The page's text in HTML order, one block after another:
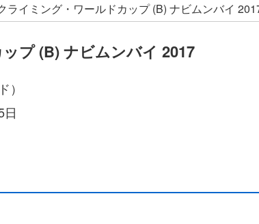
ライミング・ワールドカップ (B) ナビムンバイ
プ (B) ナビムンバイ 2017
）